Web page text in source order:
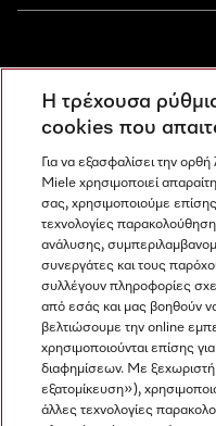
Ανακαλύψτε τα Miele
Newsletter
Miele στο Instagram
Miele στο Facebook
Miele στο
Η τρέχουσα
cookies που
Για να εξασφαλίσει την
Miele χρησιμοποιεί
σας, χρησιμοποιούμε
τεχνολογίες
ανάλυσης,
συνεργάτες και τους
συλλέγουν πληροφορίες
από εσάς και μας βοηθούν
βελτιώσουμε την online
χρησιμοποιούνται επίσης
διαφημίσεων. Με
εξατομίκευση»),
άλλες τεχνολογίες